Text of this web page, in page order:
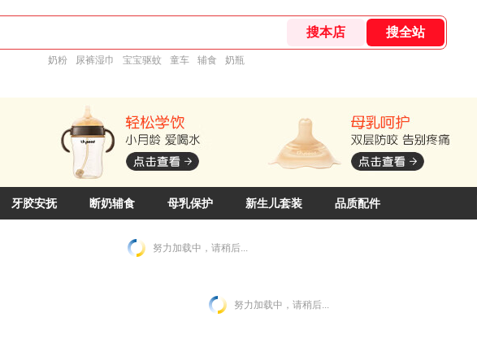
奶粉 尿裤湿巾 宝宝驱蚊 童车 辅食 奶瓶
牙胶安抚 断奶辅食 母乳保护 新生儿套装 品质配件
努力加载中，请稍后...
努力加载中，请稍后...